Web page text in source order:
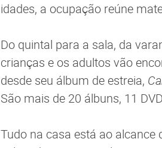
idades, a ocupação reúne
Do quintal para a sala, da
crianças e os adultos vão
desde seu álbum de estreia,
São mais de 20 álbuns, 11
Tudo na casa está ao